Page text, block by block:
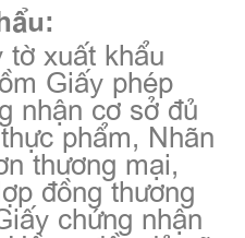
tờ xuất khẩu
Giấy phép
nhận cơ sở đủ
phẩm, Nhãn
thương mại,
đồng thương
chứng nhận